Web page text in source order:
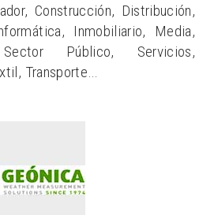
Construcción, Distribución,
Inmobiliario, Media,
Público, Servicios,
Transporte…